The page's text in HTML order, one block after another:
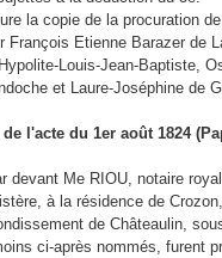
la copie de la procuration
François Etienne Barazer de
Louis-Jean-Baptiste,
et Laure-Joséphine de
l'acte du 1er août 1824 (
devant Me RIOU, notaire
à la résidence de
de Châteaulin,
ci-après nommés, furent